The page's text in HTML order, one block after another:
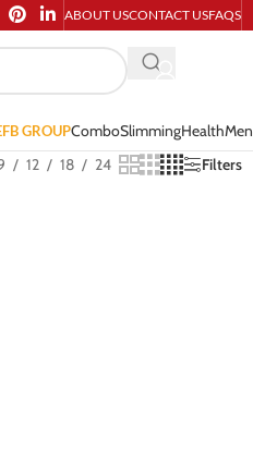
ABOUT USCONTACT USFAQS
FB GROUPComboSlimmingHealthMen
12 18 24 Filters